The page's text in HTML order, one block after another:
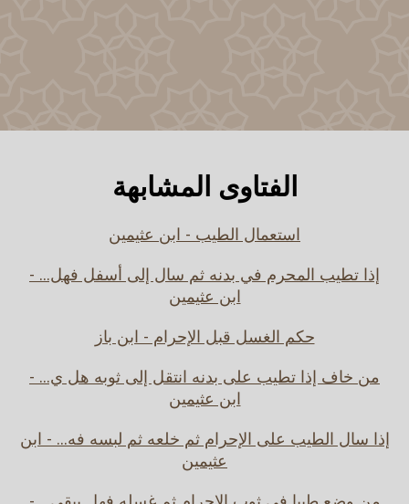
الفتاوى المشابهة
استعمال الطيب - ابن عثيمين
إذا تطيب المحرم في بدنه ثم سال إلى أسفل فهل... -
ابن عثيمين
حكم الغسل قبل الإحرام - ابن باز
من خاف إذا تطيب على بدنه انتقل إلى ثوبه هل ي... -
ابن عثيمين
إذا سال الطيب على الإحرام ثم خلعه ثم لبسه فه... - ابن
عثيمين